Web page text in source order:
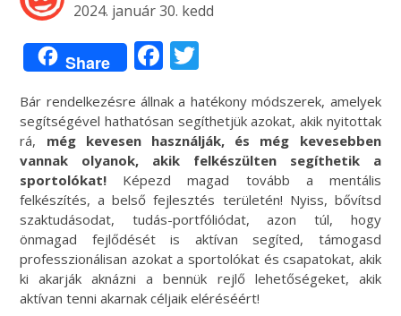
2024. január 30. kedd
Share Facebook
Bár rendelkezésre állnak a hatékony módszerek, amelyek
segítségével hathatósan segíthetjük azokat, akik nyitottak
rá, még kevesen használják, és még kevesebben
vannak olyanok, akik felkészülten segíthetik a
sportolókat! Képezd magad tovább a mentális
felkészítés, a belső fejlesztés területén! Nyiss, bővítsd
szaktudásodat, tudás-portfóliódat, azon túl, hogy
önmagad fejlődését is aktívan segíted, támogasd
professzionálisan azokat a sportolókat és csapatokat, akik
ki akarják aknázni a bennük rejlő lehetőségeket, akik
aktívan tenni akarnak céljaik eléréséért!